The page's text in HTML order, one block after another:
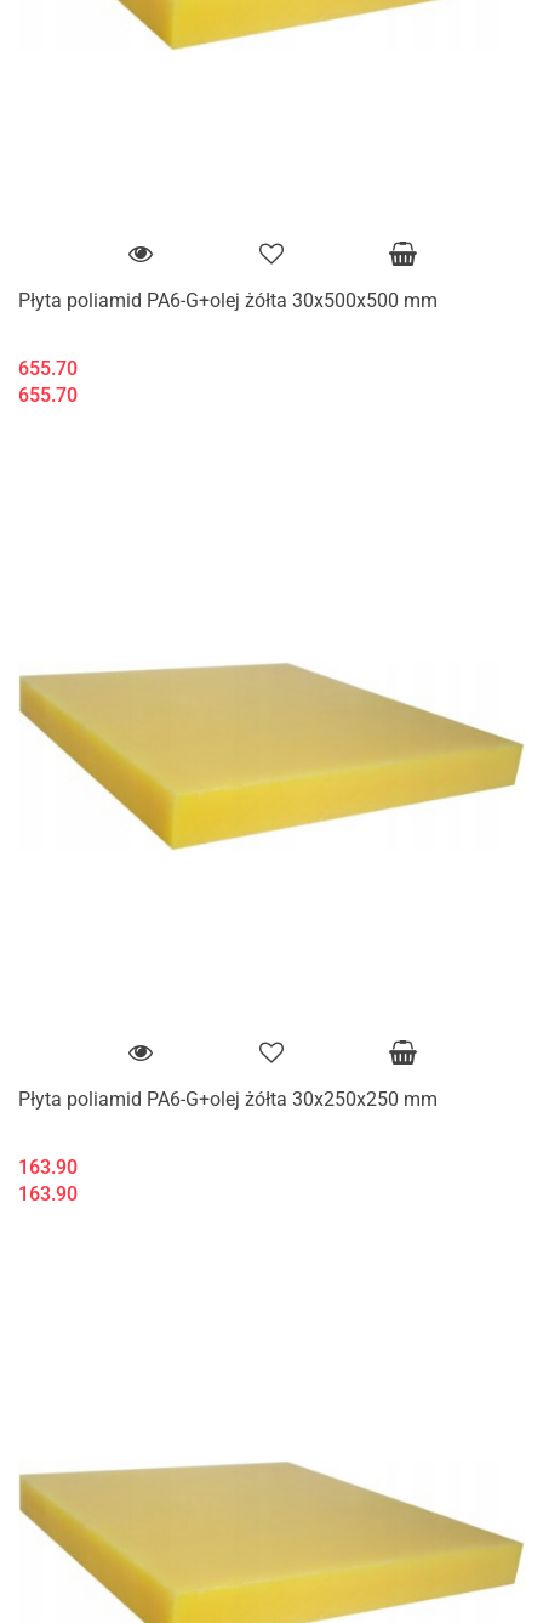
Płyta poliamid PA6-G+olej żółta 30x500x500 mm
655.70
655.70
Płyta poliamid PA6-G+olej żółta 30x250x250 mm
163.90
163.90